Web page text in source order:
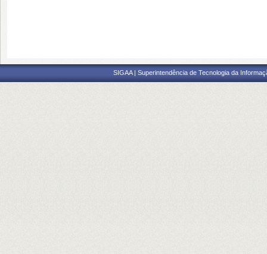
SIGAA | Superintendência de Tecnologia da